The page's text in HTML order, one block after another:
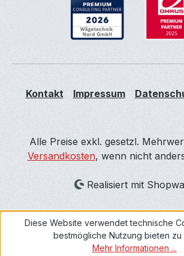
Kontakt Impressum
Alle Preise exkl. gesetzl.
Versandkosten, wenn nicht
Realisiert mit
Diese Website verwendet technische
bestmögliche Nutzung bieten zu
Mehr Informationen ...